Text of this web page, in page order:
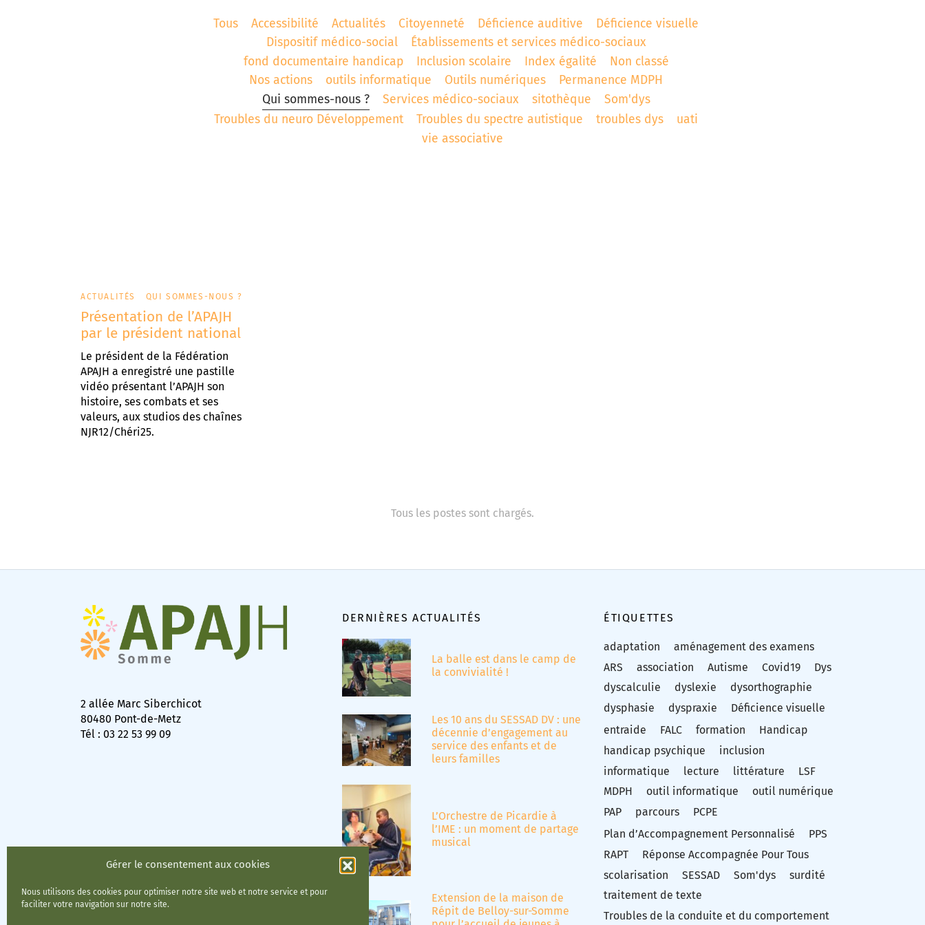
Gérer le consentement aux cookies
Nous utilisons des cookies pour optimiser notre site web et notre service et pour
faciliter votre navigation sur notre site.
Tous Accessibilité Actualités Citoyenneté Déficience auditive
Déficience visuelle
Dispositif médico-social
Établissements et services médico-sociaux
fond documentaire handicap
Inclusion scolaire Index égalité
Non classé
Nos actions
outils informatique Outils numériques
Permanence MDPH
Qui sommes-nous ?
Services médico-sociaux sitothèque
Som'dys
Troubles du neuro Développement
Troubles du spectre autistique troubles dys
uati
vie associative
ACTUALITÉS QUI SOMMES-NOUS ?
Présentation de l’APAJH
par le président national
Le président de la Fédération
APAJH a enregistré une pastille
vidéo présentant l’APAJH son
histoire, ses combats et ses
valeurs, aux studios des chaînes
NJR12/Chéri25.
Tous les postes sont chargés.
2 allée Marc Siberchicot
80480 Pont-de-Metz
Tél : 03 22 53 99 09
DERNIÈRES ACTUALITÉS
La balle est dans le camp de
la convivialité !
Les 10 ans du SESSAD DV : une
décennie d’engagement au
service des enfants et de
leurs familles
L’Orchestre de Picardie à
l’IME : un moment de partage
musical
Extension de la maison de
Répit de Belloy-sur-Somme
ÉTIQUETTES
adaptation
aménagement des examens
ARS
association Autisme Covid19
Dys
dyscalculie
dyslexie
dysorthographie
dysphasie
dyspraxie
Déficience visuelle
entraide
FALC formation
Handicap
handicap psychique
inclusion
informatique
lecture littérature
LSF
MDPH
outil informatique
outil numérique
PAP
parcours
PCPE
Plan d’Accompagnement Personnalisé
PPS
RAPT
Réponse Accompagnée Pour Tous
scolarisation
SESSAD Som'dys
surdité
traitement de texte
Troubles de la conduite et du comportement